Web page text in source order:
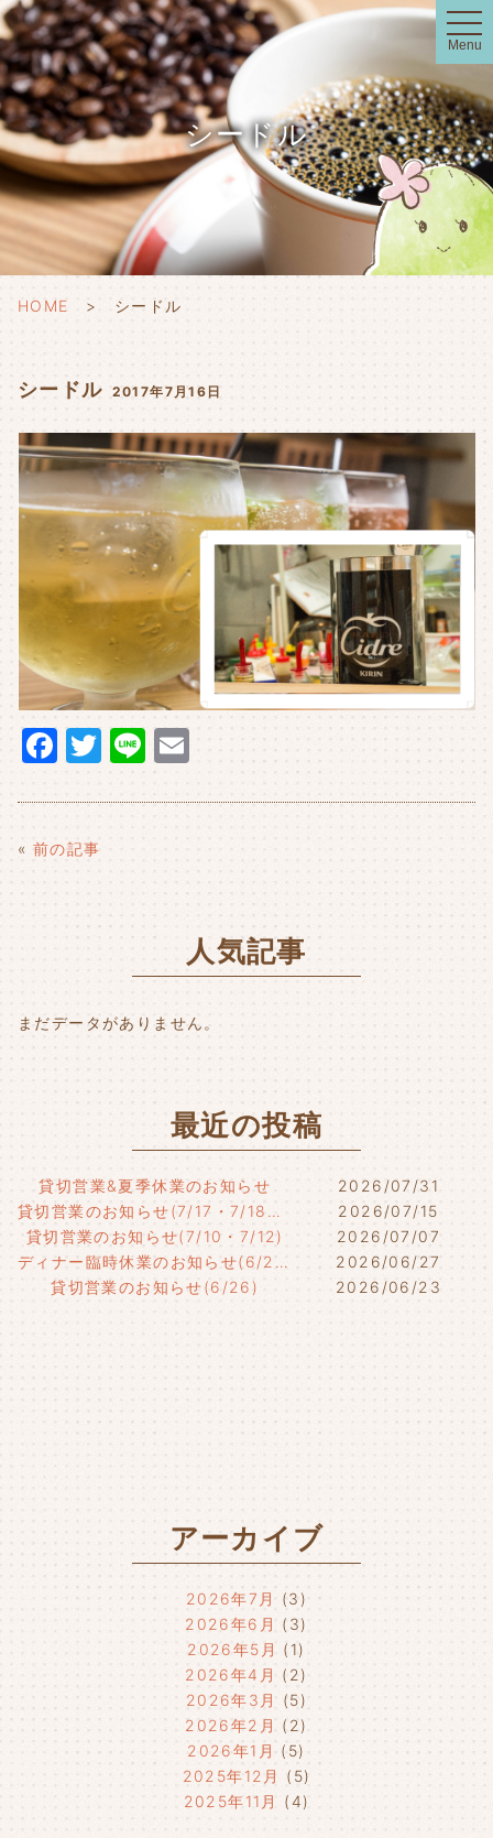
t
o
g
g
l
e
n
a
v
i
g
a
t
i
o
n
Menu
シードル
HOME シードル
シードル 2017年7月16日
F
c
e
T
it
Li
n
e ai
« 前の記事
人気記事
まだデータがありません。
最近の投稿
貸切営業&夏季休業のお知らせ
2026/07/31
貸切営業のお知らせ(7/17・7/18・7/21)
2026/07/15
貸切営業のお知らせ(7/10・7/12)
2026/07/07
ディナー臨時休業のお知らせ(6/29)
2026/06/27
貸切営業のお知らせ(6/26)
2026/06/23
アーカイブ
2026年7月
(3)
2026年6月 (3)
2026年5月 (1)
2026年4月 (2)
2026年3月
(5)
2026年2月 (2)
2026年1月 (5)
2025年12月
(5)
2025年11月
(4)